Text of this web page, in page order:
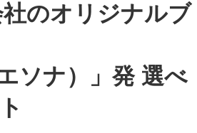
社のオリジナルブ
ソナ）」発 選べ